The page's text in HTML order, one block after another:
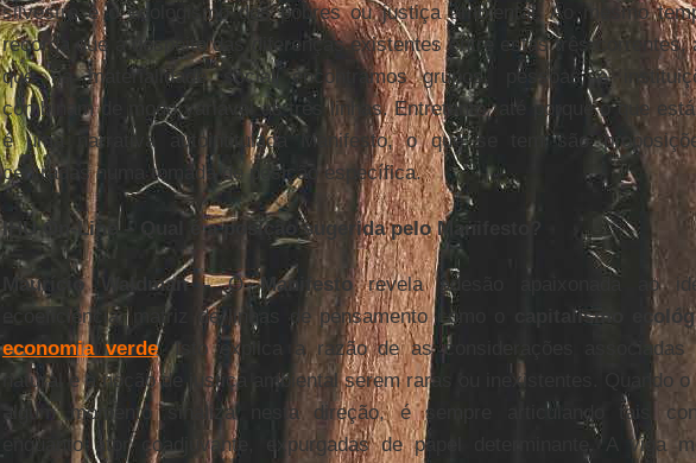
silvestre e o ecologismo dos pobres ou justiça ambiental. Ao mesmo
recorda que a despeito das diferenças existentes entre estas três correntes,
que na materialidade social encontramos grupos, pessoas e
combinam de modo variável as três linhas. Entretanto, até porque o que
é uma narrativa autointitulada Manifesto, o que se tem são
centradas numa tomada de posição específica.
IHU On-Line – Qual é a posição sugerida pelo Manifesto?
Maurício Waldman -OManifestorevela adesão apaixonada ao
ecoeficiência, matriz de linhas de pensamento como o
capitalismo
economia verde. Isto explica a razão de as considerações associadas
natural e à noção de justiça ambiental serem raras ou inexistentes. Quando
algum momento sinaliza nesta direção, é sempre articulando tais
enquanto ator coadjuvante, expurgadas de papel determinante. A viga